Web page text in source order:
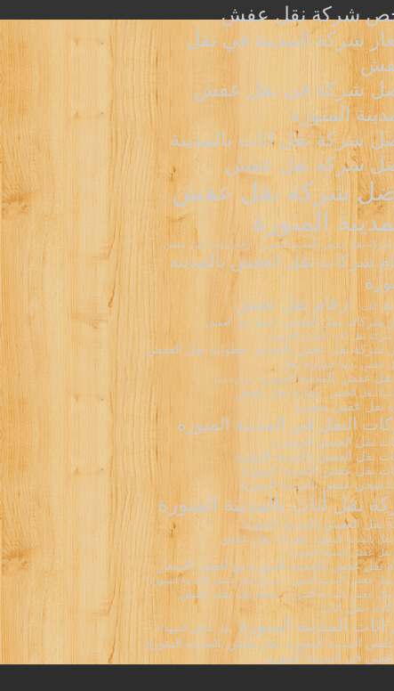
شركة نقل عفش
شركة المدينة في نقل
شركة فى نقل عفش
المنورة
شركة نقل اثاث بالمدينة
شركة نقل عفش
شركة نقل عفش
المنورة
نقل عفش بالمدينة المنورة ارقام دينات نقل عفش
شركات نقل العفش بالمدينه
اثاث ارقام نقل عفش
شركات نقل العفش
اسعار نقل العفش
نقل اثاث بالمدينة المنورة
شركة نقل عفش بالمدينة خطوات نقل العفش
عفش
دينا سيارة نقل
عفش بالمدينة المنورة
سيارة دينا
لنقل العفش
سيارة نقل عفش
نقل عفش صغيرة
النقل في المدينة المنورة
نقل العفش المتميزة
نقل العفش بالمدينة المنورة
نقل عفش بالمدينة المنورة
شحن عفش بالمدينة المنورة
نقل أثاث بالمدينة المنورة
نقل العفش بالمدينة المنورة
بالمدينة المنورة شركة نقل عفش
عفش المدينة المنورة
نقل عفش بالمدينة المنورة مع أفضل الاسعار
عفش بالمدينه المنوره
شركه نقل عفش بالمدينة المنورة
عفش بالمدينه المنورة
مصاريف نقل عفش
نقل اثاث
المدينة المنورة نقل عفش الشهداء
المدينة المنورة
نقل عفش بالمدينة المنورة
في المدينة المنورة